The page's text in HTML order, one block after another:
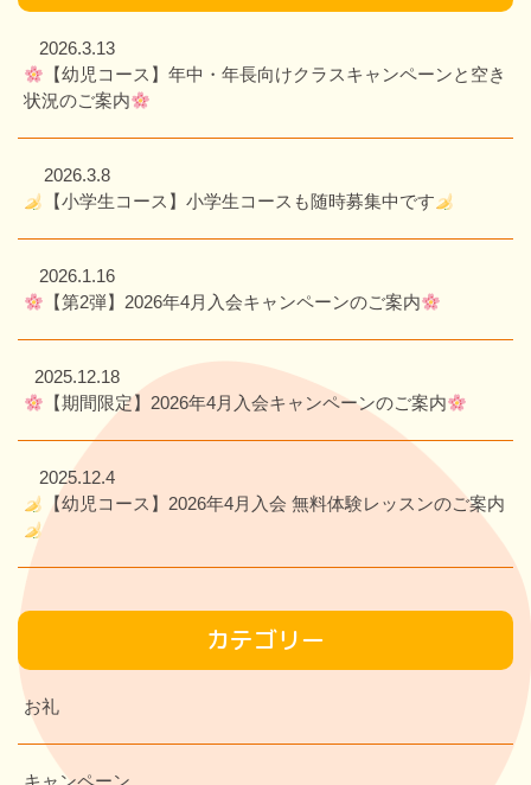
2026.3.13
【幼児コース】年中・年長向けクラスキャンペーンと空き
状況のご案内
2026.3.8
【小学生コース】小学生コースも随時募集中です
2026.1.16
【第2弾】2026年4月入会キャンペーンのご案内
2025.12.18
【期間限定】2026年4月入会キャンペーンのご案内
2025.12.4
【幼児コース】2026年4月入会 無料体験レッスンのご案内
カテゴリー
お礼